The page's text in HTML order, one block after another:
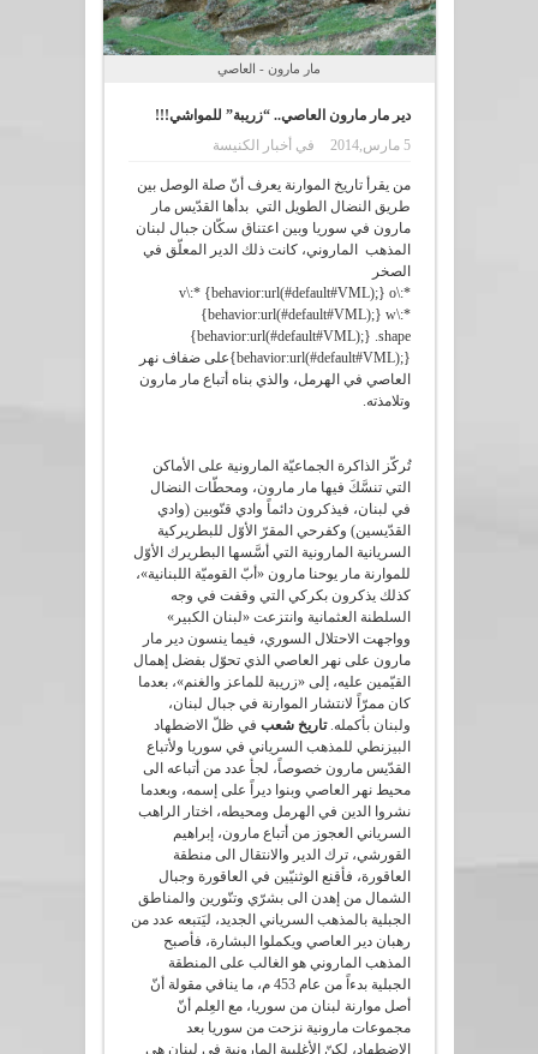
مار مارون - العاصي
دير مار مارون العاصي.. “زريبة” للمواشي!!!
5 مارس,2014
في أخبار الكنيسة
من يقرأ تاريخ الموارنة يعرف أنّ صلة الوصل بين
طريق النضال الطويل التي بدأها القدّيس مار
مارون في سوريا وبين اعتناق سكّان جبال لبنان
المذهب الماروني، كانت ذلك الدير المعلّق في
الصخر
v\:* {behavior:url(#default#VML);} o\:*
{behavior:url(#default#VML);} w\:*
{behavior:url(#default#VML);} .shape
{behavior:url(#default#VML);}على ضفاف نهر
العاصي في الهرمل، والذي بناه أتباع مار مارون
وتلامذته.
تُركّز الذاكرة الجماعيّة المارونية على الأماكن
التي تنسَّكَ فيها مار مارون، ومحطّات النضال
في لبنان، فيذكرون دائماً وادي قنّوبين (وادي
القدّيسين) وكفرحي المقرّ الأوّل للبطريركية
السريانية المارونية التي أسَّسها البطريرك الأوّل
للموارنة مار يوحنا مارون «أبّ القوميّة اللبنانية»،
كذلك يذكرون بكركي التي وقفت في وجه
السلطنة العثمانية وانتزعت «لبنان الكبير»
وواجهت الاحتلال السوري، فيما ينسون دير مار
مارون على نهر العاصي الذي تحوّل بفضل إهمال
القيّمين عليه، إلى «زريبة للماعز والغنم»، بعدما
كان ممرّاً لانتشار الموارنة في جبال لبنان،
ولبنان بأكمله.تاريخ شعب في ظلّ الاضطهاد
البيزنطي للمذهب السرياني في سوريا ولأتباع
القدّيس مارون خصوصاً، لجأ عدد من أتباعه الى
محيط نهر العاصي وبنوا ديراً على إسمه، وبعدما
نشروا الدين في الهرمل ومحيطه، اختار الراهب
السرياني العجوز من أتباع مارون، إبراهيم
القورشي، ترك الدير والانتقال الى منطقة
العاقورة، فأقنع الوثنيّين في العاقورة وجبال
الشمال من إهدن الى بشرّي وتنّورين والمناطق
الجبلية بالمذهب السرياني الجديد، ليَتبعه عدد من
رهبان دير العاصي ويكملوا البشارة، فأصبح
المذهب الماروني هو الغالب على المنطقة
الجبلية بدءاً من عام 453 م، ما ينافي مقولة أنّ
أصل موارنة لبنان من سوريا، مع العِلم أنّ
مجموعات مارونية نزحت من سوريا بعد
الاضطهاد، لكنّ الأغلبية المارونية في لبنان هي